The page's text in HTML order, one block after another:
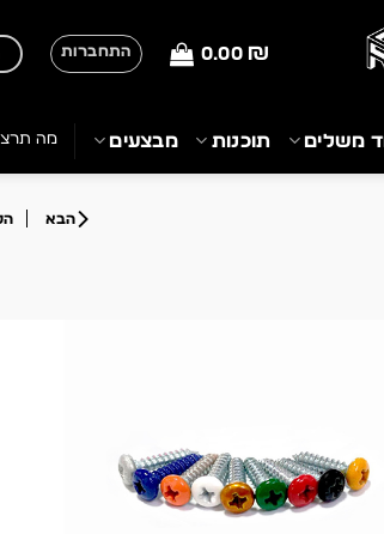
0.00 ₪ התחברות
משלים תוכנות מבצעים